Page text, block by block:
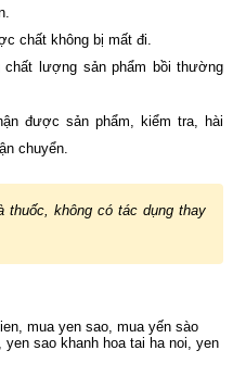
chất không bị mất đi.
chất lượng sản phẩm bồi thường
được sản phẩm, kiểm tra, hài
chuyển.
thuốc, không có tác dụng thay
mua yen sao mua yến sào
yen sao khanh hoa tai ha noi yen